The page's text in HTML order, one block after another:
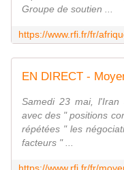
Groupe de soutien ...
Samedi 23 mai, l'Iran
avec des " positions
répétées " les
facteurs " ...